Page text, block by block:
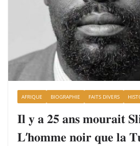
AFRIQUE BIOGRAPHIE FAITS DIVERS
𝐈𝐥 𝐲 𝐚 𝟐𝟓 𝐚𝐧𝐬 𝐦𝐨𝐮𝐫𝐚𝐢𝐭
𝐋’𝐡𝐨𝐦𝐦𝐞 𝐧𝐨𝐢𝐫 𝐪𝐮𝐞 𝐥𝐚